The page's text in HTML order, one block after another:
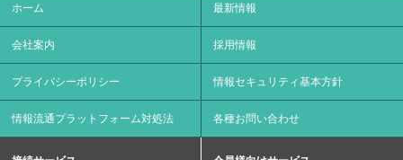
ホーム 最新情報
会社案内 採用情報
プライバシーポリシー 情報セキュリティ基本方針
情報流通プラットフォーム対処法 各種お問い合わせ